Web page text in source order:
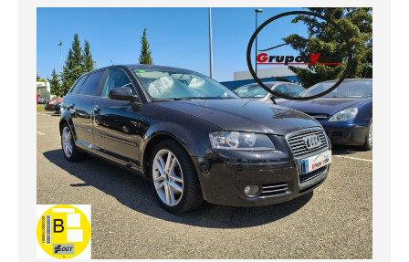
¿Ha olvidado la contraseña?